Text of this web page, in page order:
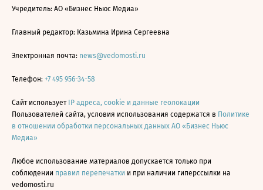
Учредитель: АО «Бизнес Ньюс Медиа»
Главный редактор: Казьмина Ирина Сергеевна
Электронная почта: news@vedomosti.ru
Телефон: +7 495 956-34-58
Сайт использует IP адреса, cookie и данные геолокации
Пользователей сайта, условия использования содержатся в Политике
в отношении обработки персональных данных АО «Бизнес Ньюс
Медиа»
Любое использование материалов допускается только при
соблюдении правил перепечатки и при наличии гиперссылки на
vedomosti.ru